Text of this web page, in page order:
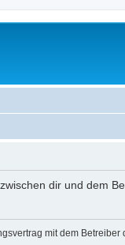
dir und dem
mit dem